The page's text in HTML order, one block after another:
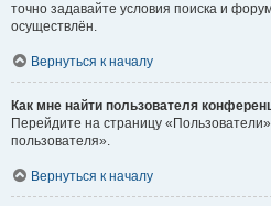
точно задавайте условия поиска и
осуществлён.
Вернуться к началу
Как мне найти пользователя
Перейдите на страницу
пользователя».
Вернуться к началу